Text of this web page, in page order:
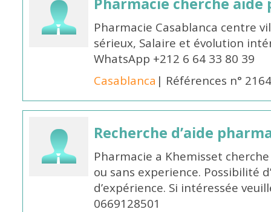
Pharmacie Casablanca centre
sérieux, Salaire et évolution
WhatsApp +212 6 64 33 80 39
Casablanca | Références n°
Recherche d’aide
Pharmacie a Khemisset
ou sans experience. Possibilité
d’expérience. Si intéressée
0669128501